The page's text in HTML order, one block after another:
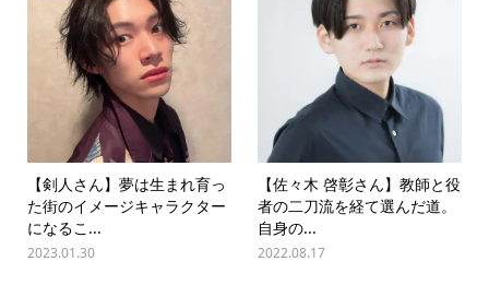
【剣人さん】夢は生まれ育っ
た街のイメージキャラクター
になるこ...
2023.01.30
【佐々木 啓彰さん】教師と役
者の二刀流を経て選んだ道。
自身の...
2022.08.17